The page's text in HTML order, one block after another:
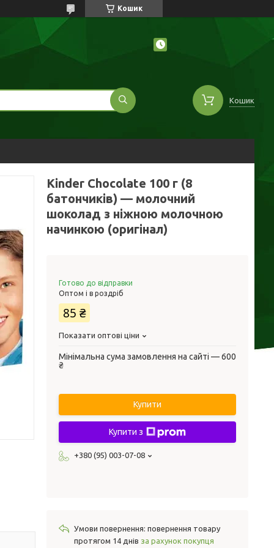
Кошик
Кошик
Kinder Chocolate 100 г (8
батончиків) — молочний
шоколад з ніжною молочною
начинкою (оригінал)
Готово до відправки
Оптом і в роздріб
85 ₴
Показати оптові ціни
Мінімальна сума замовлення на сайті — 600
₴
Купити
Купити з
+380 (95) 003-07-08
повернення товару
протягом 14 днів за рахунок покупця